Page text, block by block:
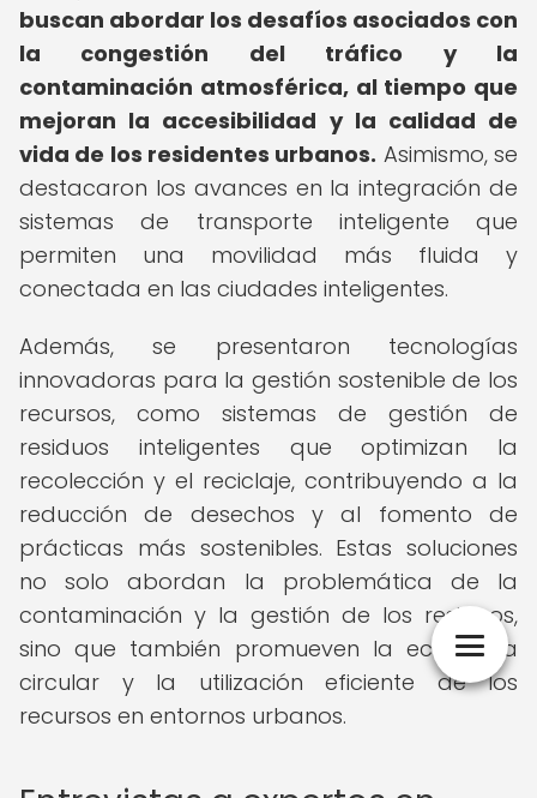
buscan abordar los desafíos asociados con
la congestión del tráfico y la
contaminación atmosférica, al tiempo que
mejoran la accesibilidad y la calidad de
vida de los residentes urbanos. Asimismo, se
destacaron los avances en la integración de
sistemas de transporte inteligente que
permiten una movilidad más fluida y
conectada en las ciudades inteligentes.
Además, se presentaron tecnologías
innovadoras para la gestión sostenible de los
recursos, como sistemas de gestión de
residuos inteligentes que optimizan la
recolección y el reciclaje, contribuyendo a la
reducción de desechos y al fomento de
prácticas más sostenibles. Estas soluciones
no solo abordan la problemática de la
contaminación y la gestión de los residuos,
sino que también promueven la economía
circular y la utilización eficiente de los
recursos en entornos urbanos.